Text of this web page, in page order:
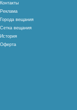
Контакты
Реклама
Города вещания
Сетка вещания
История
Оферта